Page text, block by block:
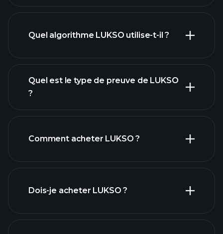
Quel algorithme LUKSO utilise-t-il ?
Quel est le type de preuve de LUKSO
?
Comment acheter LUKSO ?
Dois-je acheter LUKSO ?